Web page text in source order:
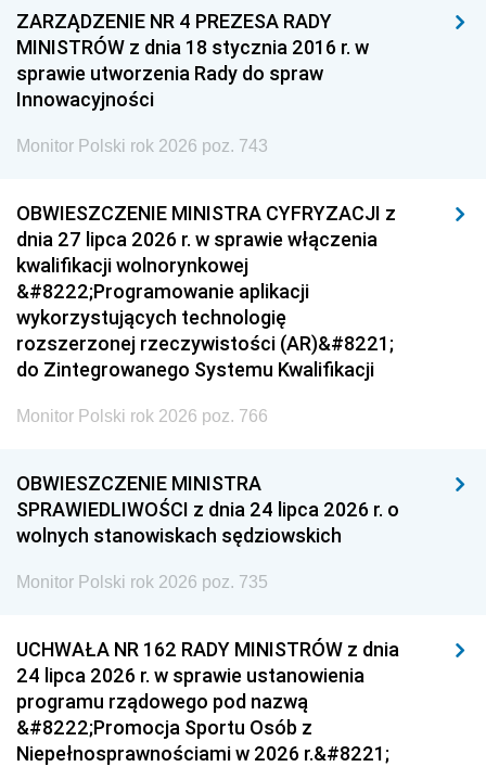
ZARZĄDZENIE NR 4 PREZESA RADY
MINISTRÓW z dnia 18 stycznia 2016 r. w
sprawie utworzenia Rady do spraw
Innowacyjności
Monitor Polski rok 2026 poz. 743
OBWIESZCZENIE MINISTRA CYFRYZACJI z
dnia 27 lipca 2026 r. w sprawie włączenia
kwalifikacji wolnorynkowej
&#8222;Programowanie aplikacji
wykorzystujących technologię
rozszerzonej rzeczywistości (AR)&#8221;
do Zintegrowanego Systemu Kwalifikacji
Monitor Polski rok 2026 poz. 766
OBWIESZCZENIE MINISTRA
SPRAWIEDLIWOŚCI z dnia 24 lipca 2026 r. o
wolnych stanowiskach sędziowskich
Monitor Polski rok 2026 poz. 735
UCHWAŁA NR 162 RADY MINISTRÓW z dnia
24 lipca 2026 r. w sprawie ustanowienia
programu rządowego pod nazwą
&#8222;Promocja Sportu Osób z
Niepełnosprawnościami w 2026 r.&#8221;